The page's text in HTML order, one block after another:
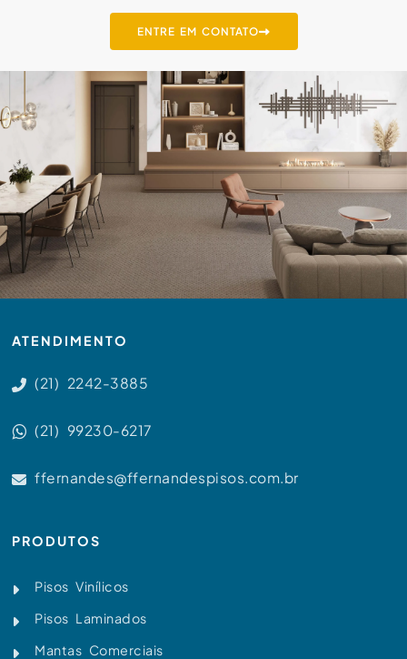
ENTRE EM CONTATO
ATENDIMENTO
(21) 2242-3885
(21) 99230-6217
ffernandes@ffernandespisos.com.br
PRODUTOS
Pisos Vinílicos
Pisos Laminados
Mantas Comerciais